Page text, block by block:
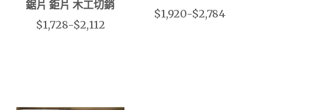
鋸片 鉅片 木工切銷
$1,728-$2,112
$1,920-$2,784